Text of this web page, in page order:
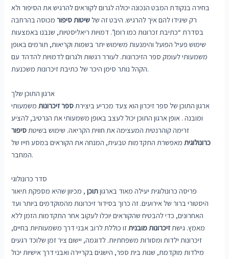
בחירה בנקודת המבט הנכונה יכולה לגרום לקוראים להרגיש את הסיפור ולא
רק שיגידו להם איך להרגיש. היבט זה שלשיטות סיפורמכוסה בהרחבה
בסדרת “כתיבת זכרונות כמו רומן”. דמויות ריאליסטיות, שנבנו באמצעות
שימוש פעיל הפועל והימנעות משימוש יתר בשמות וקריאות, תורמים באופן
משמעותי לעומק ספר הזיכרונות. לעורר רגשות ולגרום לדמויות להדהד עם
הקהל נותר סימן היכר של כתיבת זיכרונות משכנעת.
ארגון התוכן שלך
ארגון התוכן של ספר זיכרון הוא צעד מכריע ביצירת ספר זיכרונותמשמעותי
ומובנה . אופן ארגון התוכן יכול לעצב באופן משמעותי את הנרטיב, להציע
זרימה קוהרנטית המעצימה את חווית הקריאה. שימוש בשיטת סיפור
כרונולוגיתמאפשרת התקדמות טבעית, המנחה את הקוראים במסע חייו של
המחבר.
סדר כרונולוגי
פריסה כרונולוגית יעילה מאוד בארגוןתוכן, מכיוון שהיא מספקת תיאור
היסטורי ברור של אירועים. זה כרוך בסידור זיכרונות מהמוקדמים ביותר ועד
האחרונים, כדי להבטיח שהקוראים יוכלו לעקוב אחר התקדמות הזמן ללא
מאמץ. גישתזיכרונות מובניתזו כוללת לרוב אבני דרך משמעותיות בחיים,
זיכרונות ילדות ומסורות משפחתיות. לדוגמה, יישום ציר זמן שלוכד רגעים
מילדות מוקדמת, שנות בית ספר, הישגים בקריירה ואבני דרך אישיות יכול